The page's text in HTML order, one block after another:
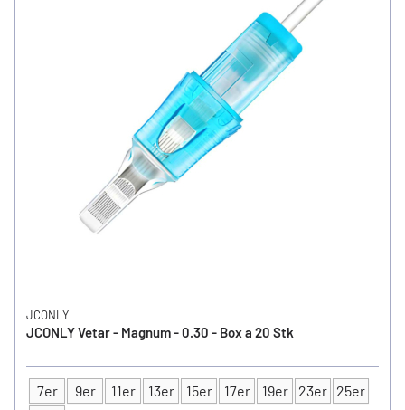
JCONLY
JCONLY Vetar - Magnum - 0.30 - Box a 20 Stk
7er 9er 11er 13er 15er 17er 19er 23er 25er